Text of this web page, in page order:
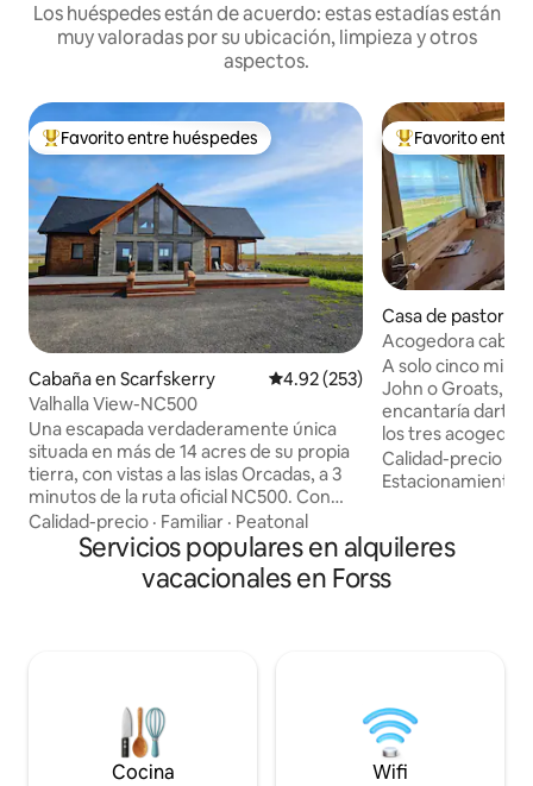
Los huéspedes están de acuerdo: estas estadías están
muy valoradas por su ubicación, limpieza y otros
aspectos.
Favorito entre huéspedes preferido
Favorito entre huéspedes
Cabaña en Scarfskerry Calificación promedio: 4.92 de
4.92 (253)
Valhalla View-NC500
Una escapada verdaderamente única
situada en más de 14 acres de su propia
tierra, con vistas a las islas Orcadas, a 3
minutos de la ruta oficial NC500. Con
características como su propia bañera
de hidromasaje para 6 personas, 2
baños, cocina moderna y amplio
comedor, y 3 dormitorios dobles más
Beach. También tienes la oportunidad de
presenciar las espectaculares luces del
norte (Aurora) en la ocasión adecuada.
Calidad-precio · Familiar · Peatonal
Favorito entre
Favorito entre
Casa de pastor
ds
Acogedora
NC500 con vistas
A solo cinco
John o Groats, a
encantaría darte
los tres
con cocina en
mucha
de las mejores
los lugareños
de la popular ruta
estrellados.
Calidad-precio
Estacionamiento
Servicios populares en alquileres
vacacionales en Forss
Cocina Wifi